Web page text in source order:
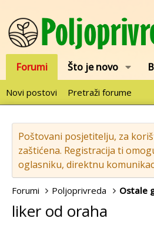
Forumi Što je novo
Novi postovi Pretraži forume
Poštovani posjetitelju, za
zaštićena. Registracija ti
oglasniku, direktnu
Forumi Poljoprivreda Ostale
liker od oraha